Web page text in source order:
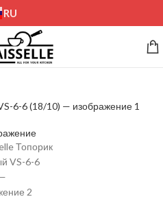
RU